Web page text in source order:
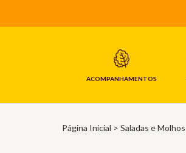
ACOMPANHAMENTOS
Página Inicial > Saladas e Molhos